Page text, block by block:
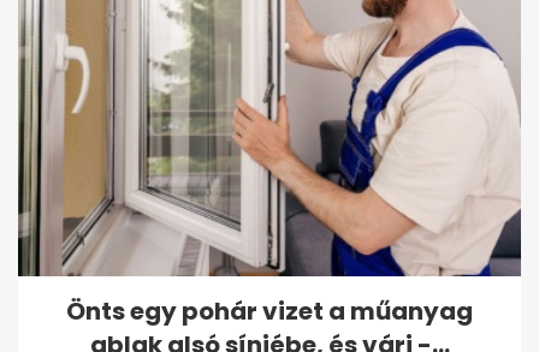
Önts egy pohár vizet a műanyag